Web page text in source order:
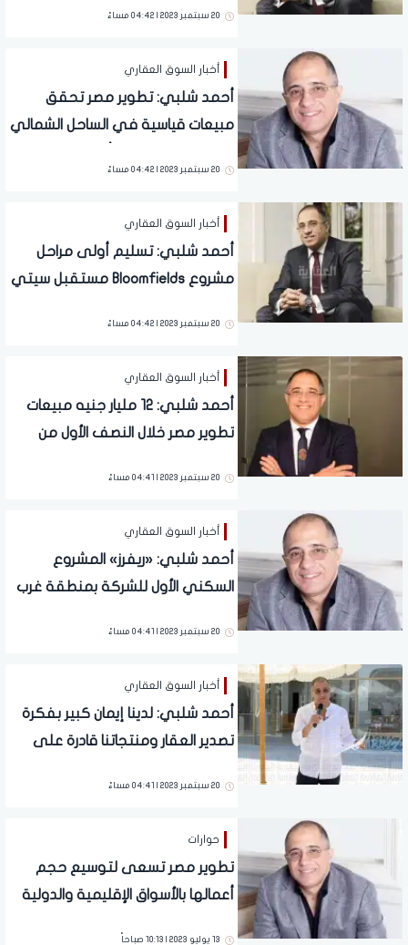
20 سبتمبر 2023 | 04:42 مساءً
أخبار السوق العقاري
أحمد شلبي: تطوير مصر تحقق
مبيعات قياسية في الساحل الشمالي
«دى باى»
20 سبتمبر 2023 | 04:42 مساءً
أخبار السوق العقاري
أحمد شلبي: تسليم أولى مراحل
مشروع Bloomfields مستقبل سيتي
20 سبتمبر 2023 | 04:42 مساءً
أخبار السوق العقاري
أحمد شلبي: 12 مليار جنيه مبيعات
تطوير مصر خلال النصف الأول من
مليار جنيه مصري
20 سبتمبر 2023 | 04:41 مساءً
أخبار السوق العقاري
أحمد شلبي: «ريفرز» المشروع
السكني الأول للشركة بمنطقة غرب
20 سبتمبر 2023 | 04:41 مساءً
أخبار السوق العقاري
أحمد شلبي: لدينا إيمان كبير بفكرة
تصدير العقار ومنتجاتنا قادرة على
20 سبتمبر 2023 | 04:41 مساءً
حوارات
تطوير مصر تسعى لتوسيع حجم
أعمالها بالأسواق الإقليمية والدولية
13 يوليو 2023 | 10:13 صباحاً